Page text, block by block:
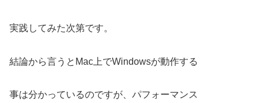
実践してみた次第です。
結論から言うとMac上でWindowsが動作する
事は分かっているのですが、パフォーマンス